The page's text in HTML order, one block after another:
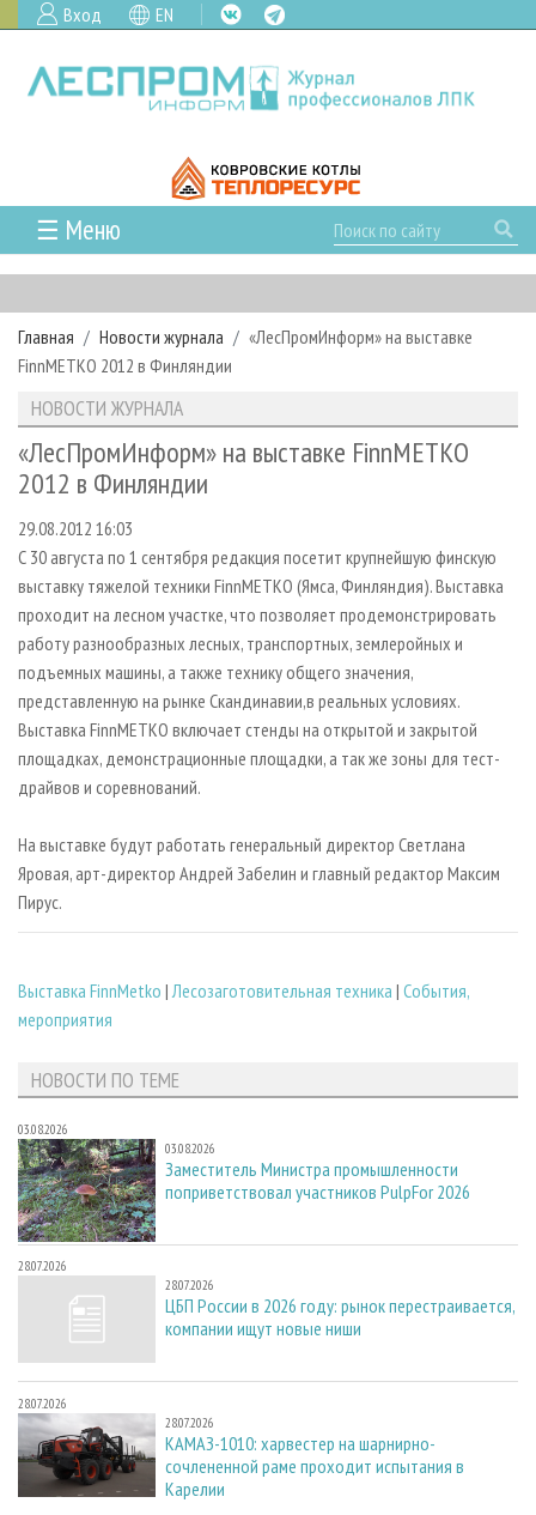
Вход EN
☰ Меню
ГЛАВНАЯ
РУБРИКИ И ТЕМЫ
РУБРИКИ ЖУРНАЛА
ЛЕСОЗАГОТОВКА
ЛЕСОПИЛЕНИЕ
СУШКА ДРЕВЕСИНЫ
ПРОИЗВОДСТВО ДРЕВЕСНЫХ ПЛИТ
ДЕРЕВЯННОЕ ДОМОСТРОЕНИЕ
ПРОИЗВОДСТВО МЕБЕЛИ
БИОЭНЕРГЕТИКА
ЦБП
ИНСТРУМЕНТ И МАТЕРИАЛЫ
НОВОСТИ
НОВОСТИ ЛПК
НОВОСТИ ЖУРНАЛА
ПРОЕКТЫ ЛПИ
АНАЛИТИКА
ПРЕДПРИЯТИЯ ЛПК
ПЕРСОНЫ
МОБИЛЬНЫЕ ВЫСТАВКИ
ОФИЦИАЛЬНЫЕ ДЕЛЕГАЦИИ
ПРИОРИТЕТНЫЕ ИНВЕСТПРОЕКТЫ
RUSSIAN FORESTRY REVIEW
ГАЗЕТА ЛЕСПРОМФОРУМ
БИБЛИОТЕКА СПЕЦИАЛИСТА
АРХИВ
АРХИВ ЖУРНАЛОВ
СТАТЬИ
О ЖУРНАЛЕ
ПОДПИСКА
КОНТАКТЫ
РЕКЛАМОДАТЕЛЯМ
РЕКЛАМА
РЕКЛАМА НА САЙТЕ
Главная Новости журнала
«ЛесПромИнформ» на выставке
FinnMETKO 2012 в Финляндии
НОВОСТИ ЖУРНАЛА
«ЛесПромИнформ» на выставке FinnMETKO
2012 в Финляндии
29.08.2012 16:03
С 30 августа по 1 сентября редакция посетит крупнейшую финскую
выставку тяжелой техники FinnMETKO (Ямса, Финляндия). Выставка
проходит на лесном участке, что позволяет продемонстрировать
работу разнообразных лесных, транспортных, землеройных и
подъемных машины, а также технику общего значения,
представленную на рынке Скандинавии,в реальных условиях.
Выставка FinnMETKO включает стенды на открытой и закрытой
площадках, демонстрационные площадки, а так же зоны для тест-
драйвов и соревнований.
На выставке будут работать генеральный директор Светлана
Яровая, арт-директор Андрей Забелин и главный редактор Максим
Пирус.
Выставка FinnMetko |Лесозаготовительная техника | События,
мероприятия
НОВОСТИ ПО ТЕМЕ
03.08.2026
03.08.2026
Заместитель Министра промышленности
поприветствовал участников PulpFor 2026
28.07.2026
28.07.2026
ЦБП России в 2026 году: рынок перестраивается,
компании ищут новые ниши
28.07.2026
28.07.2026
КАМАЗ-1010: харвестер на шарнирно-
сочлененной раме проходит испытания в
Карелии